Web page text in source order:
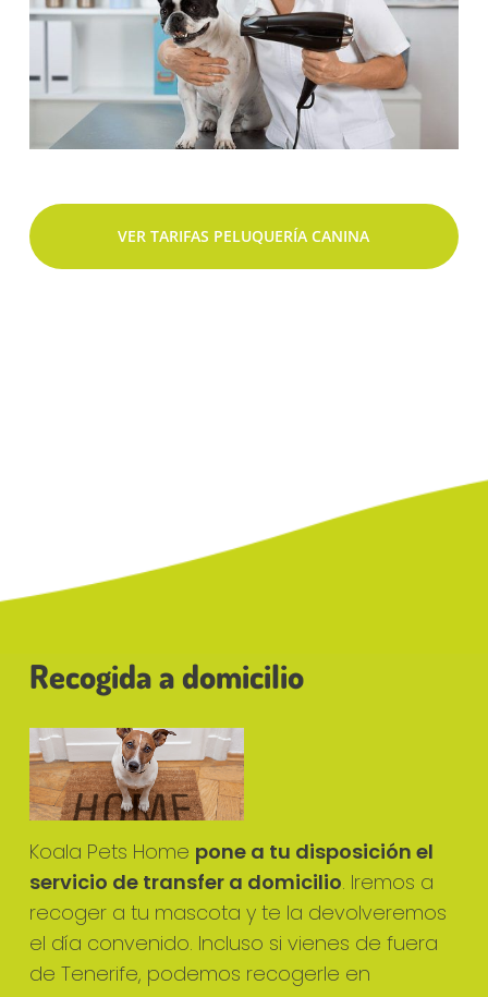
VER TARIFAS PELUQUERÍA CANINA
Recogida a domicilio
Koala Pets Home pone a tu disposición el
servicio de transfer a domicilio. Iremos a
recoger a tu mascota y te la devolveremos
el día convenido. Incluso si vienes de fuera
de Tenerife, podemos recogerle en